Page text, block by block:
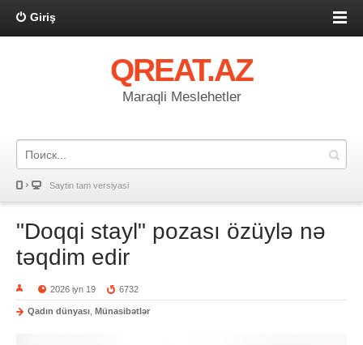
Giriş
QREAT.AZ
Maraqli Meslehetler
Saytin tam versiyasi
"Doqqi stayl" pozası özüylə nə
təqdim edir
2026 iyn 19 6732
Qadın dünyası Münasibətlər